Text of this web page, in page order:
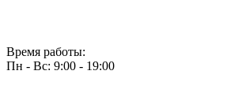
Время работы:
Пн - Вс: 9:00 - 19:00